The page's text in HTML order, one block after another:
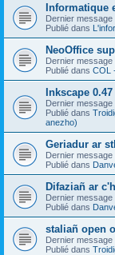
Informatique
Dernier message
Publié dans
NeoOffice
Dernier message
Publié dans COL
Inkscape 0.47
Dernier message
Publié dans
anezho)
Geriadur ar
Dernier message
Publié dans
Difaziañ ar
Dernier message
Publié dans
staliañ open
Dernier message
Publié dans